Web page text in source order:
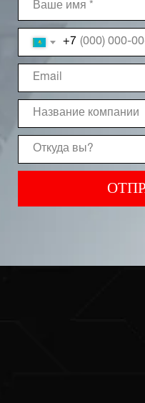
+7